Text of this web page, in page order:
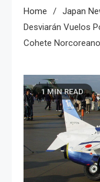
Home
Japan
Desviarán Vuelos
Cohete Norcoreano
1 MIN READ